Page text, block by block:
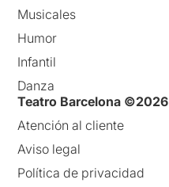
Musicales
Humor
Infantil
Danza
Teatro Barcelona ©2026
Atención al cliente
Aviso legal
Política de privacidad